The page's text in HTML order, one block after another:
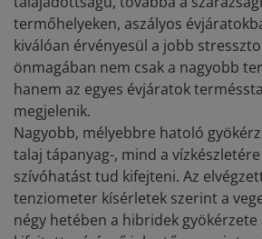
termőhelyeken, aszályos
kiválóan érvényesül a jobb
önmagában nem csak a nagyobb
hanem az egyes évjáratok
megjelenik.
Nagyobb, mélyebbre hatoló
talaj tápanyag-, mind a
szívóhatást tud kifejteni. Az
tenziometer kísérletek szerint a
négy hetében a hibridek